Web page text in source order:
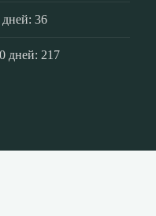
36
дней: 217